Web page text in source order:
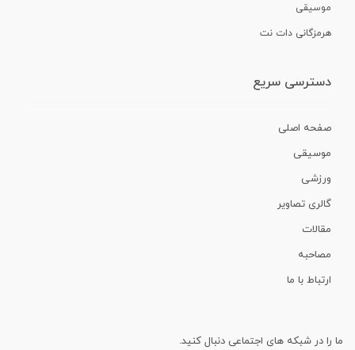
موسیقی
هرمزگانی دات نت
دسترسی سریع
صفحه اصلی
موسیقی
ورزشی
گالری تصاویر
مقالات
مصاحبه
ارتباط با ما
ما را در شبکه های اجتماعی دنبال کنید.